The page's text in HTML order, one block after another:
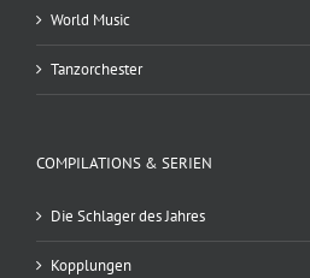
World Music
Tanzorchester
COMPILATIONS & SERIEN
Die Schlager des Jahres
Kopplungen